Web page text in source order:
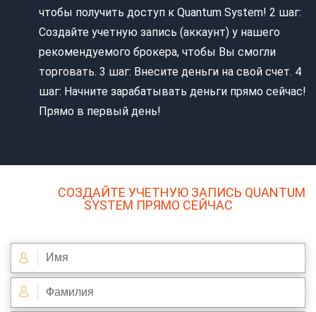
чтобы получить доступ к Quantum System! 2 шаг:
Создайте учетную запись (аккаунт) у нашего
рекомендуемого брокера, чтобы Вы смогли
торговать. 3 шаг: Внесите деньги на свой счет. 4
шаг: Начните зарабатывать деньги прямо сейчас!
Прямо в первый день!
СОЗДАЙТЕ УЧЕТНУЮ ЗАПИСЬ QUANTUM
SYSTEM ПРЯМО СЕЙЧАС